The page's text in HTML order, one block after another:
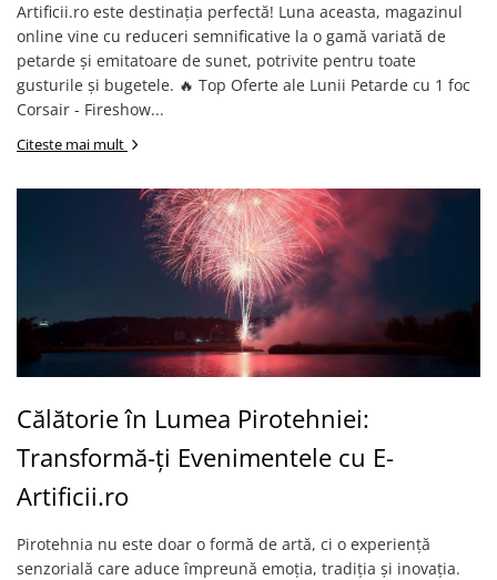
Artificii.ro este destinația perfectă! Luna aceasta, magazinul
online vine cu reduceri semnificative la o gamă variată de
petarde și emitatoare de sunet, potrivite pentru toate
gusturile și bugetele. 🔥 Top Oferte ale Lunii Petarde cu 1 foc
Corsair - Fireshow...
Citeste mai mult
Călătorie în Lumea Pirotehniei:
Transformă-ți Evenimentele cu E-
Artificii.ro
Pirotehnia nu este doar o formă de artă, ci o experiență
senzorială care aduce împreună emoția, tradiția și inovația.